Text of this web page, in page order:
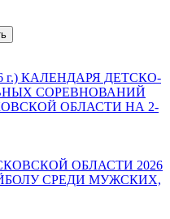
г.) КАЛЕНДАРЯ ДЕТСКО-
СОРЕВНОВАНИЙ
ОБЛАСТИ НА 2-
ОБЛАСТИ 2026
СРЕДИ МУЖСКИХ,